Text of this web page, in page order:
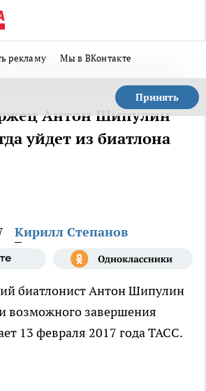
рекламу Мы в ВКонтакте
Принять
Антон Шипулин
уйдет из биатлона
Кирилл Степанов
биатлонист Антон Шипулин
возможного завершения
13 февраля 2017 года ТАСС.